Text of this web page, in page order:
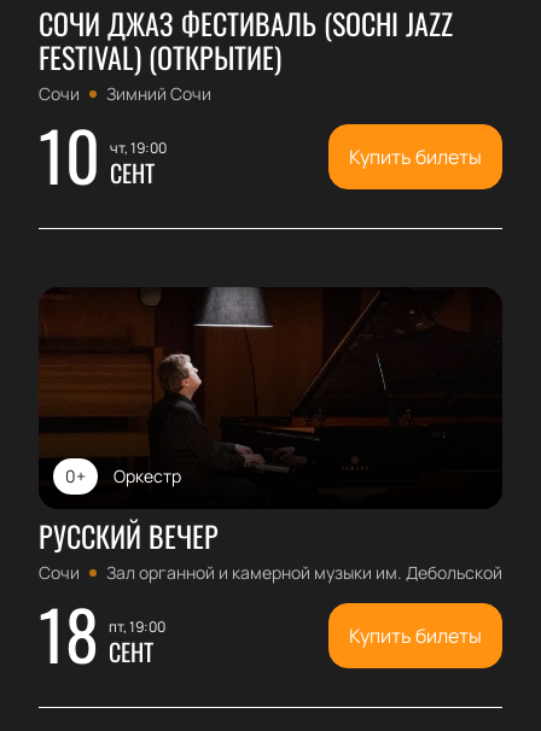
СОЧИ ДЖАЗ ФЕСТИВАЛЬ (SOCHI JAZZ
FESTIVAL) (ОТКРЫТИЕ)
Сочи Зимний Сочи
10 чт, 19:00
СЕНТ Купить билеты
Оркестр
0+
РУССКИЙ ВЕЧЕР
Сочи Зал органной и камерной музыки им. Дебольской
18 пт, 19:00
СЕНТ Купить билеты